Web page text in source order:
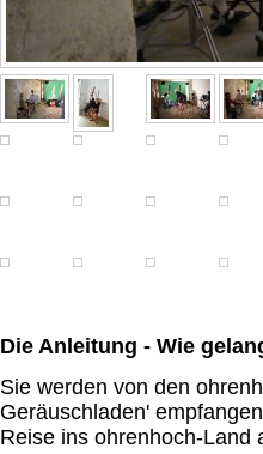
Die Anleitung - Wie
Sie werden von den
Geräuschladen'
Reise ins ohrenhoch-Land